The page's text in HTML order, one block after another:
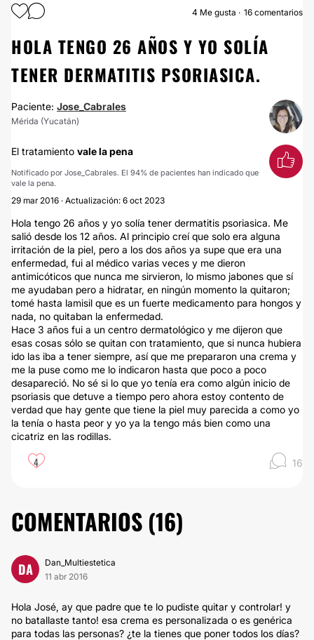
MANCHAS EN LA PIEL
4 Me gusta 16 comentarios
HOLA TENGO 26 AÑOS Y YO SOLÍA
TENER DERMATITIS PSORIASICA.
Paciente: Jose_Cabrales
Mérida (Yucatán)
El tratamiento vale la pena
Notificado por Jose_Cabrales. El 94% de pacientes han indicado que
vale la pena.
29 mar 2016 · Actualización: 6 oct 2023
Hola tengo 26 años y yo solía tener dermatitis psoriasica. Me
salió desde los 12 años. Al principio creí que solo era alguna
irritación de la piel, pero a los dos años ya supe que era una
enfermedad, fui al médico varias veces y me dieron
antimicóticos que nunca me sirvieron, lo mismo jabones que sí
me ayudaban pero a hidratar, en ningún momento la quitaron;
tomé hasta lamisil que es un fuerte medicamento para hongos y
nada, no quitaban la enfermedad.
Hace 3 años fui a un centro dermatológico y me dijeron que
esas cosas sólo se quitan con tratamiento, que si nunca hubiera
ido las iba a tener siempre, así que me prepararon una crema y
me la puse como me lo indicaron hasta que poco a poco
desapareció. No sé si lo que yo tenía era como algún inicio de
psoriasis que detuve a tiempo pero ahora estoy contento de
verdad que hay gente que tiene la piel muy parecida a como yo
la tenía o hasta peor y yo ya la tengo más bien como una
cicatriz en las rodillas.
4 16
COMENTARIOS (16)
DA
Dan_Multiestetica
11 abr 2016
Hola José, ay que padre que te lo pudiste quitar y controlar! y
no batallaste tanto! esa crema es personalizada o es genérica
para todas las personas? ¿te la tienes que poner todos los días?